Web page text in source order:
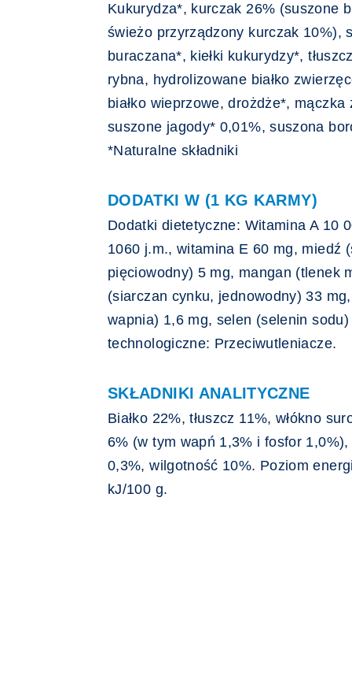
Kukurydza*, kurczak 26% (suszone
świeżo przyrządzony kurczak 10%),
buraczana*, kiełki kukurydzy*,
rybna, hydrolizowane białko
białko wieprzowe, drożdże*,
suszone jagody* 0,01%, suszona
*Naturalne składniki
DODATKI W (1 KG KARMY)
Dodatki dietetyczne: Witamina A 10
1060 j.m., witamina E 60 mg, miedź
pięciowodny) 5 mg, mangan (tlenek
(siarczan cynku, jednowodny) 33
wapnia) 1,6 mg, selen (selenin
technologiczne: Przeciwutleniacze.
SKŁADNIKI ANALITYCZNE
Białko 22%, tłuszcz 11%, włókno
6% (w tym wapń 1,3% i fosfor
0,3%, wilgotność 10%. Poziom
kJ/100 g.